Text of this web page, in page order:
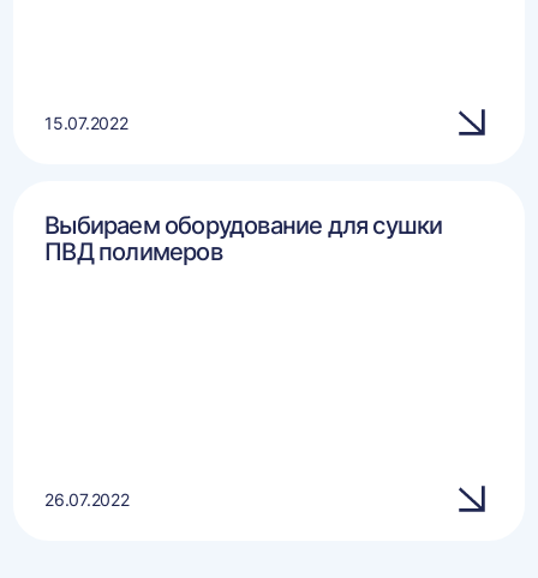
15.07.2022
Выбираем оборудование для сушки
ПВД полимеров
26.07.2022